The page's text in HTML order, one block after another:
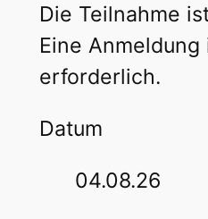
Die Teilnahme
Eine
erforderlich.
Datum
04.08.26